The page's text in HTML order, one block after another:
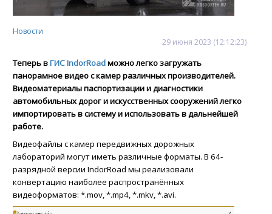
Новости
29 июня 2023 (12:12:23)
Теперь вГИС IndorRoadможно легко загружать
панорамное видео с камер различных производителей.
Видеоматериалы паспортизации и диагностики
автомобильных дорог и искусственных сооружений легко
импортировать в систему и использовать в дальнейшей
работе.
Видеофайлы с камер передвижных дорожных
лабораторий могут иметь различные форматы. В 64-
разрядной версии IndorRoad мы реализовали
конвертацию наиболее распространённых
видеоформатов: *.mov, *.mp4, *.mkv, *.avi.